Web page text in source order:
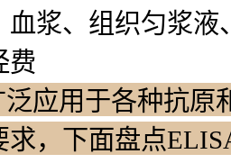
血浆、组织匀浆
费
应用于各种抗原
求，下面盘点